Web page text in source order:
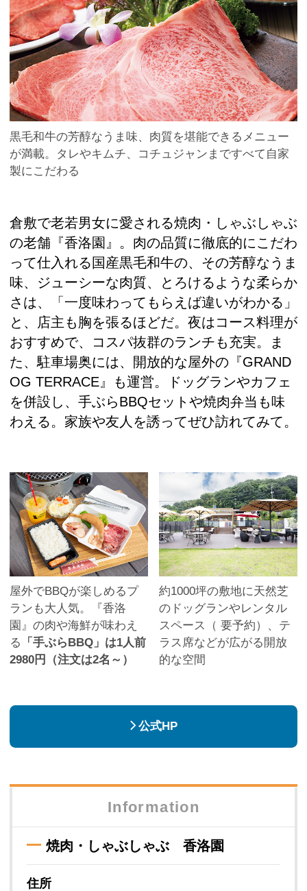
黒毛和牛の芳醇なうま味、肉質を堪能できるメニュー
が満載。タレやキムチ、コチュジャンまですべて自家
製にこだわる
倉敷で老若男女に愛される焼肉・しゃぶしゃぶ
の老舗『香洛園』。肉の品質に徹底的にこだわ
って仕入れる国産黒毛和牛の、その芳醇なうま
味、ジューシーな肉質、とろけるような柔らか
さは、「一度味わってもらえば違いがわかる」
と、店主も胸を張るほどだ。夜はコース料理が
おすすめで、コスパ抜群のランチも充実。ま
た、駐車場奥には、開放的な屋外の『GRAND
OG TERRACE』も運営。ドッグランやカフェ
を併設し、手ぶらBBQセットや焼肉弁当も味
わえる。家族や友人を誘ってぜひ訪れてみて。
屋外でBBQが楽しめるプ
ランも大人気。『香洛
園』の肉や海鮮が味わえ
る
「手ぶらBBQ」は1人前
2980円（注文は2名～）
約1000坪の敷地に天然芝
のドッグランやレンタル
スペース（ 要予約）、テ
ラス席などが広がる開放
的な空間
公式HP
Information
焼肉・しゃぶしゃぶ 香洛園
住所